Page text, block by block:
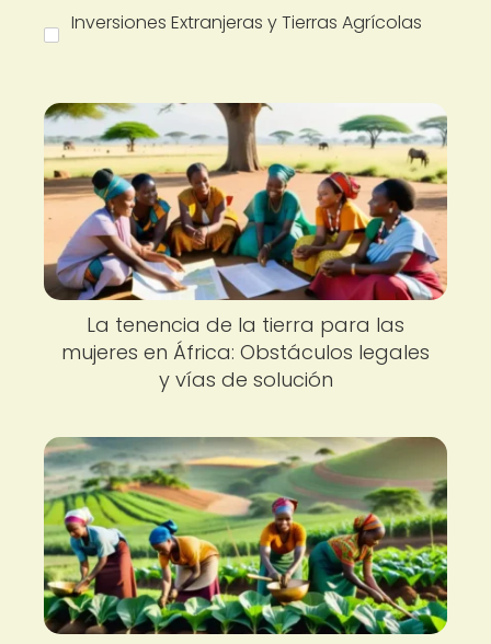
Inversiones Extranjeras y Tierras Agrícolas
La tenencia de la tierra para las
mujeres en África: Obstáculos legales
y vías de solución